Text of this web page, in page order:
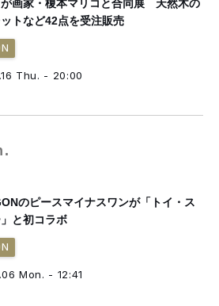
が画家・榎本マリコと合同展 天然木の
トなど42点を受注販売
Thu. - 20:00
のピースマイナスワンが「トイ・ス
」と初コラボ
Mon. - 12:41